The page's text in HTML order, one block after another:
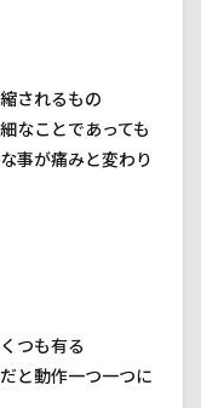
されるもの
なことであっても
事が痛みと変わり
つも有る
と動作一つ一つに